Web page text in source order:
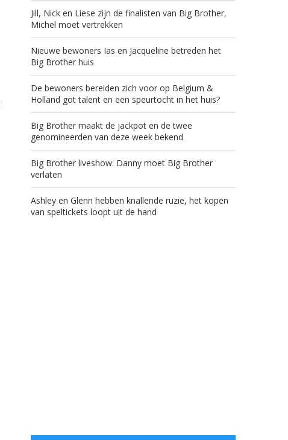
Jill, Nick en Liese zijn de finalisten van Big Brother,
Michel moet vertrekken
Nieuwe bewoners Ias en Jacqueline betreden het
Big Brother huis
De bewoners bereiden zich voor op Belgium &
Holland got talent en een speurtocht in het huis?
Big Brother maakt de jackpot en de twee
genomineerden van deze week bekend
Big Brother liveshow: Danny moet Big Brother
verlaten
Ashley en Glenn hebben knallende ruzie, het kopen
van speltickets loopt uit de hand